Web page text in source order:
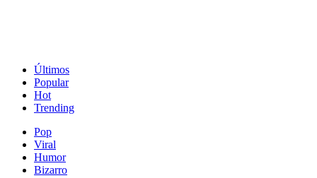
Últimos
Popular
Hot
Trending
Pop
Viral
Humor
Bizarro